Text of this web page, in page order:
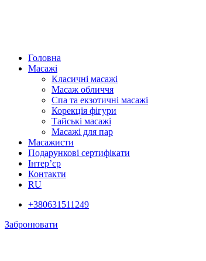
Головна
Масажі
Класичні масажі
Масаж обличчя
Спа та екзотичні масажі
Корекція фігури
Тайські масажі
Масажі для пар
Масажисти
Подарункові сертифікати
Інтер’єр
Контакти
RU
+380631511249
Забронювати